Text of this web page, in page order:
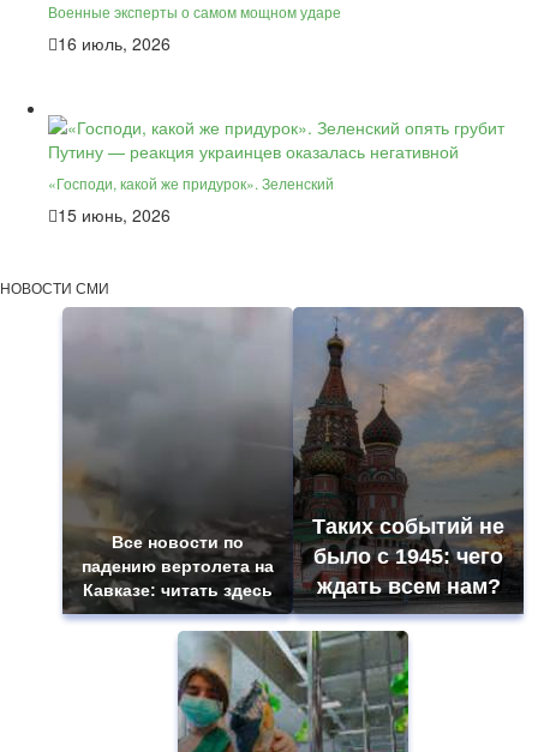
Военные эксперты о самом мощном ударе
16 июль, 2026
«Господи, какой же придурок». Зеленский
15 июнь, 2026
НОВОСТИ СМИ
Все новости по
падению вертолета на
Кавказе: читать здесь
Таких событий не
было с 1945: чего
ждать всем нам?